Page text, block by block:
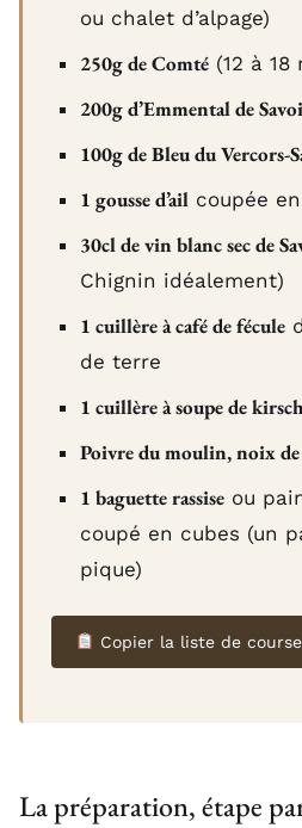
ou chalet d’alpage)
250g de Comté (12 à 18
200g d’Emmental de
100g de Bleu du Vercors-
1 gousse d’ail coupée
30cl de vin blanc sec de
Chignin idéalement)
1 cuillère à café de fécule
de terre
1 cuillère à soupe de kirsch
Poivre du moulin, noix de
1 baguette rassise ou
coupé en cubes (un
pique)
Copier la liste de
La préparation, étape